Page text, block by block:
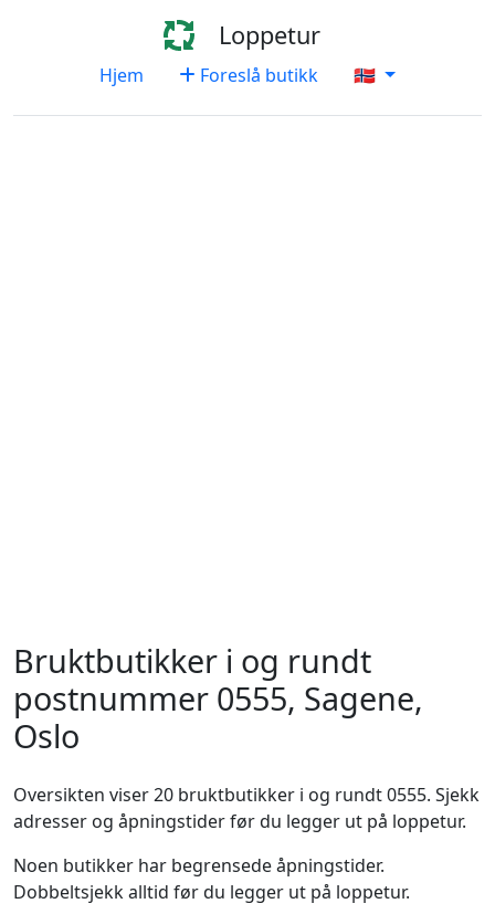
Loppetur
Hjem Foreslå butikk 🇳🇴
Bruktbutikker i og rundt
postnummer 0555, Sagene,
Oslo
Oversikten viser 20 bruktbutikker i og rundt 0555. Sjekk
adresser og åpningstider før du legger ut på loppetur.
Noen butikker har begrensede åpningstider.
Dobbeltsjekk alltid før du legger ut på loppetur.